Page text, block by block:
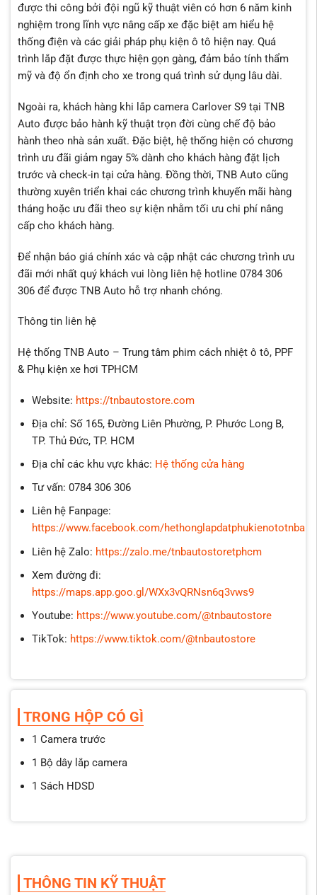
được thi công bởi đội ngũ kỹ thuật viên có hơn 6 năm kinh
nghiệm trong lĩnh vực nâng cấp xe đặc biệt am hiểu hệ
thống điện và các giải pháp phụ kiện ô tô hiện nay. Quá
trình lắp đặt được thực hiện gọn gàng, đảm bảo tính thẩm
mỹ và độ ổn định cho xe trong quá trình sử dụng lâu dài.
Ngoài ra, khách hàng khi lắp camera Carlover S9 tại TNB
Auto được bảo hành kỹ thuật trọn đời cùng chế độ bảo
hành theo nhà sản xuất. Đặc biệt, hệ thống hiện có chương
trình ưu đãi giảm ngay 5% dành cho khách hàng đặt lịch
trước và check-in tại cửa hàng. Đồng thời, TNB Auto cũng
thường xuyên triển khai các chương trình khuyến mãi hàng
tháng hoặc ưu đãi theo sự kiện nhằm tối ưu chi phí nâng
cấp cho khách hàng.
Để nhận báo giá chính xác và cập nhật các chương trình ưu
đãi mới nhất quý khách vui lòng liên hệ hotline 0784 306
306 để được TNB Auto hỗ trợ nhanh chóng.
Thông tin liên hệ
Hệ thống TNB Auto – Trung tâm phim cách nhiệt ô tô, PPF
& Phụ kiện xe hơi TPHCM
Website: https://tnbautostore.com
Địa chỉ: Số 165, Đường Liên Phường, P. Phước Long B,
TP. Thủ Đức, TP. HCM
Địa chỉ các khu vực khác: Hệ thống cửa hàng
Tư vấn: 0784 306 306
Liên hệ Fanpage:
https://www.facebook.com/
Liên hệ Zalo: https://zalo.me/tnbautostoretphcm
Xem đường đi:
https://maps.app.goo.gl/WXx3vQRNsn6q3vws9
Youtube: https://www.youtube.com/@tnbautostore
TikTok: https://www.tiktok.com/@tnbautostore
TRONG HỘP CÓ GÌ
1 Camera trước
1 Bộ dây lắp camera
1 Sách HDSD
THÔNG TIN KỸ THUẬT